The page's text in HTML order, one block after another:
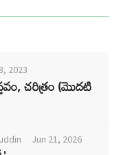
2023
చరిత్రం (మొదటి
Jun 21, 2026